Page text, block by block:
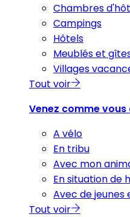
Chambres
Campings
Hôtels
Meublés et
Villages
Tout voir
Venez comme vous
A vélo
En tribu
Avec mon
En situation de
Avec de jeunes
Tout voir